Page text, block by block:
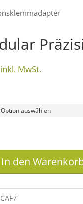
inkl. MwSt.
In den